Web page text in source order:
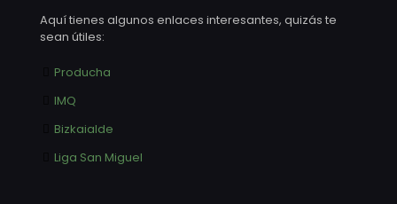
Aquí tienes algunos enlaces interesantes, quizás te
sean útiles:
Producha
IMQ
Bizkaialde
Liga San Miguel